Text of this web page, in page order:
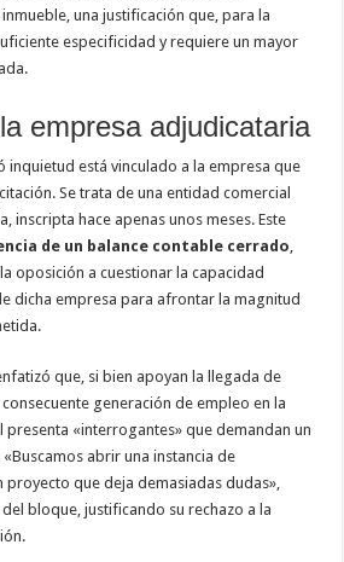
una justificación que, para la
especificidad y requiere un mayor
empresa adjudicataria
inquietud está vinculado a la empresa que
Se trata de una entidad comercial
inscripta hace apenas unos meses. Este
de un balance contable cerrado,
oposición a cuestionar la capacidad
dicha empresa para afrontar la magnitud
que, si bien apoyan la llegada de
generación de empleo en la
presenta «interrogantes» que demandan un
abrir una instancia de
proyecto que deja demasiadas dudas»,
bloque, justificando su rechazo a la